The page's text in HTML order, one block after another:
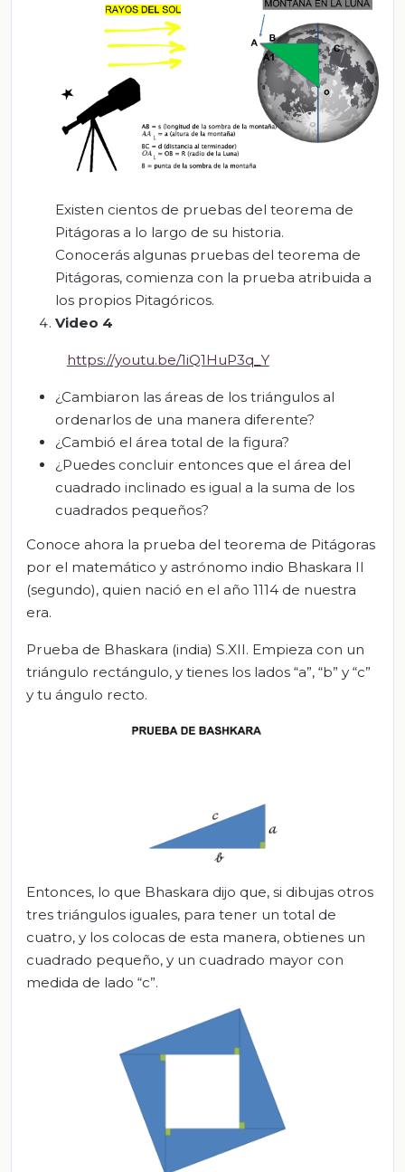
Existen cientos de pruebas del teorema de
Pitágoras a lo largo de su historia.
Conocerás algunas pruebas del teorema de
Pitágoras, comienza con la prueba atribuida a
los propios Pitagóricos.
Video 4
https://youtu.be/1iQ1HuP3q_Y
¿Cambiaron las áreas de los triángulos al
ordenarlos de una manera diferente?
¿Cambió el área total de la figura?
¿Puedes concluir entonces que el área del
cuadrado inclinado es igual a la suma de los
cuadrados pequeños?
Conoce ahora la prueba del teorema de Pitágoras
por el matemático y astrónomo indio Bhaskara II
(segundo), quien nació en el año 1114 de nuestra
era.
Prueba de Bhaskara (india) S.XII. Empieza con un
triángulo rectángulo, y tienes los lados “a”, “b” y “c”
y tu ángulo recto.
Entonces, lo que Bhaskara dijo que, si dibujas otros
tres triángulos iguales, para tener un total de
cuatro, y los colocas de esta manera, obtienes un
cuadrado pequeño, y un cuadrado mayor con
medida de lado “c”.